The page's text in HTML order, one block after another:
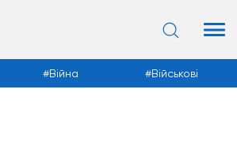
Війна Військові